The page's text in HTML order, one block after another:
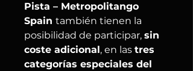
Pista – Metropolitango
Spain también tienen la
posibilidad de participar, sin
coste adicional, en las tres
categorías especiales del